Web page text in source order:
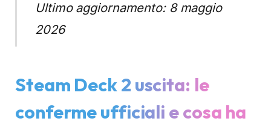
Ultimo aggiornamento: 8 maggio
2026
Steam Deck 2 uscita: le
conferme ufficiali e cosa ha